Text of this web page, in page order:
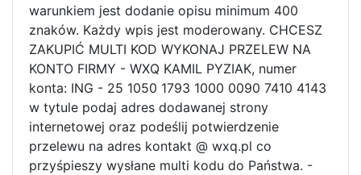
warunkiem jest dodanie opisu minimum 400
znaków. Każdy wpis jest moderowany. CHCESZ
ZAKUPIĆ MULTI KOD WYKONAJ PRZELEW NA
KONTO FIRMY - WXQ KAMIL PYZIAK, numer
konta: ING - 25 1050 1793 1000 0090 7410 4143
w tytule podaj adres dodawanej strony
internetowej oraz podeślij potwierdzenie
przelewu na adres kontakt @ wxq.pl co
przyśpieszy wysłane multi kodu do Państwa. -